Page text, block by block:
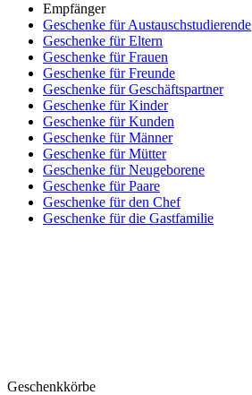
Empfänger
Geschenke für Austauschstudierende
Geschenke für Eltern
Geschenke für Frauen
Geschenke für Freunde
Geschenke für Geschäftspartner
Geschenke für Kinder
Geschenke für Kunden
Geschenke für Männer
Geschenke für Mütter
Geschenke für Neugeborene
Geschenke für Paare
Geschenke für den Chef
Geschenke für die Gastfamilie
Geschenkkörbe